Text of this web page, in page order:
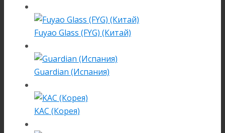
Fuyao Glass (FYG) (Китай)
Guardian (Испания)
KAC (Корея)